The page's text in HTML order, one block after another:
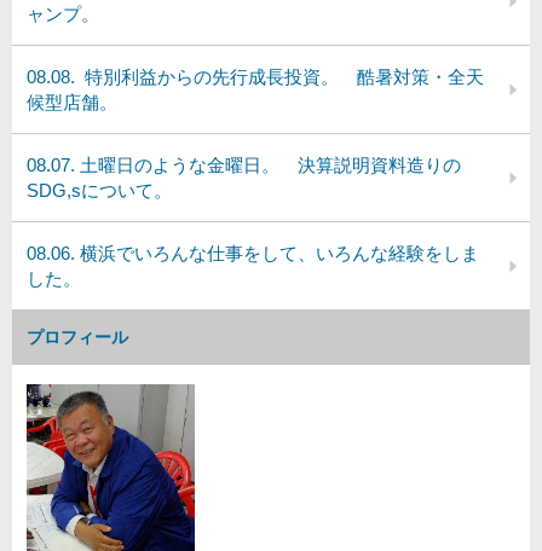
ャンプ。
08.08. 特別利益からの先行成長投資。 酷暑対策・全天
候型店舗。
08.07. 土曜日のような金曜日。 決算説明資料造りの
SDG,sについて。
08.06. 横浜でいろんな仕事をして、いろんな経験をしま
した。
プロフィール